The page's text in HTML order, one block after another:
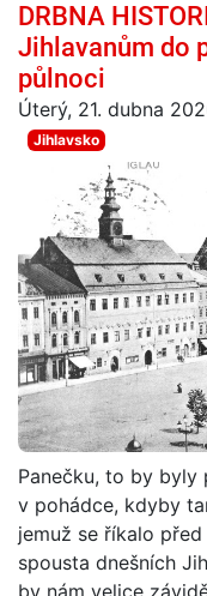
DRBNA
Jihlavanům do
půlnoci
Úterý, 21. dubna
Jihlavsko
Panečku, to by byly
v pohádce, kdyby
jemuž se říkalo
spousta dnešních
by nám velice